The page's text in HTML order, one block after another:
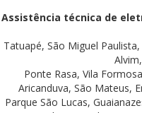
Assistência técnica de
Tatuapé, São Miguel
Ponte Rasa, Vila
Aricanduva, São Mateus,
Parque São Lucas,